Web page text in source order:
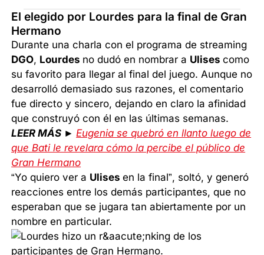
El elegido por Lourdes para la final de Gran
Hermano
Durante una charla con el programa de streaming
DGO, Lourdes no dudó en nombrar a Ulisescomo
su favorito para llegar al final del juego. Aunque no
desarrolló demasiado sus razones, el comentario
fue directo y sincero, dejando en claro la afinidad
que construyó con él en las últimas semanas.
LEER MÁS ►Eugenia se quebró en llanto luego de
que Bati le revelara cómo la percibe el público de
Gran Hermano
“Yo quiero ver a Ulisesen la final”, soltó, y generó
reacciones entre los demás participantes, que no
esperaban que se jugara tan abiertamente por un
nombre en particular.